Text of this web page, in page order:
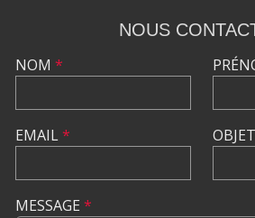
NOUS
NOM *
EMAIL* OBJET
MESSAGE *